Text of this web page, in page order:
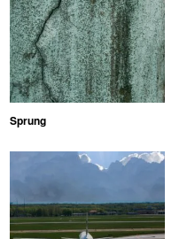
Sprung